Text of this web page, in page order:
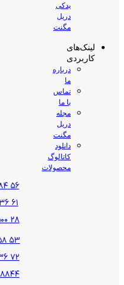
یدکی
دریل
مگنت
لینک‌های
کاربردی
درباره
ما
تماس
با ما
مجله
دریل
مگنت
دانلود
کاتالوگ
محصولات
۵۶ ۸۴ ۶۶۷۲ – ۰۲۱
۶۱ ۳۶ ۶۶۷۲ – ۰۲۱
۲۸ ۵۰۰ ۸۰ – ۰۹۳۹
۵۳ ۵۸ ۶۶۷۲ – ۰۲۱
۷۲ ۳۶ ۶۶۷۲ – ۰۲۱
۸۸۴۴ ۱۸۴ – ۰۹۳۷